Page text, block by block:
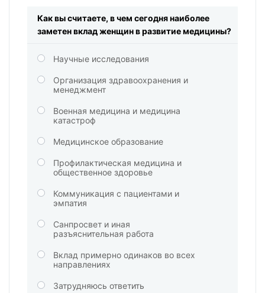
Как вы считаете, в чем сегодня наиболее
заметен вклад женщин в развитие медицины?
Научные исследования
Организация здравоохранения и
менеджмент
Военная медицина и медицина
катастроф
Медицинское образование
Профилактическая медицина и
общественное здоровье
Коммуникация с пациентами и
эмпатия
Санпросвет и иная
разъяснительная работа
Вклад примерно одинаков во всех
направлениях
Затрудняюсь ответить